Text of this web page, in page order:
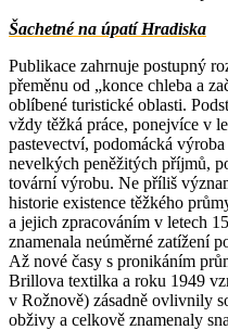
Šachetné na úpatí Hradiska
Publikace zahrnuje postupný
přeměnu od „konce chleba a
oblíbené turistické oblasti.
vždy těžká práce, ponejvíce v
pastevectví, podomácká
nevelkých peněžitých příjmů,
tovární výrobu. Ne příliš
historie existence těžkého
a jejich zpracováním v letech
znamenala neúměrné zatížení
Až nové časy s pronikáním
Brillova textilka a roku 1949
v Rožnově) zásadně ovlivnily
obživy a celkově znamenaly